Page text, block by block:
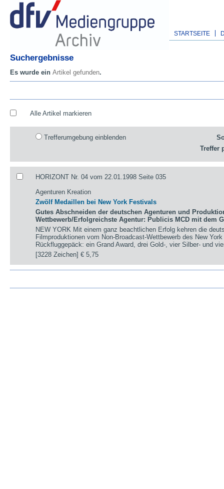
STARTSEITE
Suchergebnisse
Es wurde ein Artikel gefunden.
Alle Artikel markieren
Trefferumgebung einblenden
Treffer
HORIZONT Nr. 04 vom 22.01.1998 Seite 035
Agenturen Kreation
Zwölf Medaillen bei New York Festivals
Gutes Abschneiden der deutschen Agenturen und
Wettbewerb/Erfolgreichste Agentur: Publicis MCD mit dem
NEW YORK Mit einem ganz beachtlichen Erfolg kehren die
Filmproduktionen vom Non-Broadcast-Wettbewerb des New
Rückfluggepäck: ein Grand Award, drei Gold-, vier Silber- und
[3228 Zeichen]€ 5,75